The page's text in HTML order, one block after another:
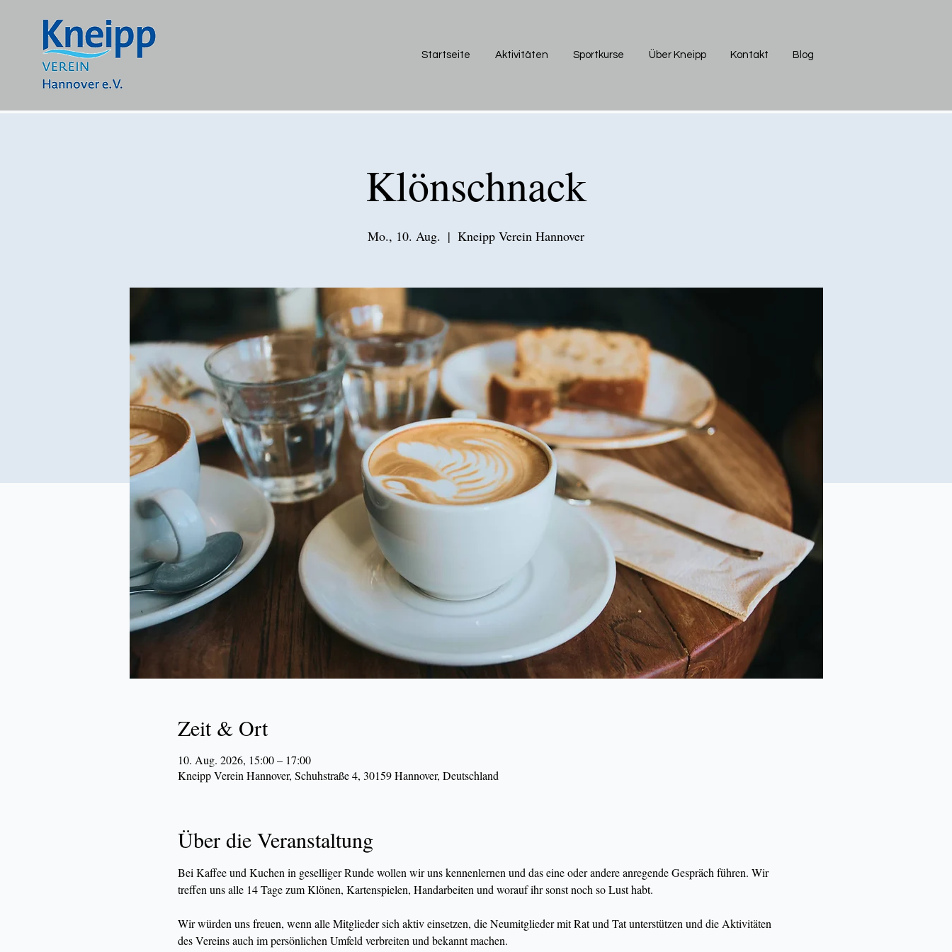
Startseite Aktivitäten Sportkurse Über Kneipp Kontakt Blog
Klönschnack
Mo., 10. Aug.
  |
Kneipp Verein Hannover
Zeit & Ort
10. Aug. 2026, 15:00 – 17:00
Kneipp Verein Hannover, Schuhstraße 4, 30159 Hannover, Deutschland
Über die Veranstaltung
Bei Kaffee und Kuchen in geselliger Runde wollen wir uns kennenlernen und das eine oder andere anregende Gespräch führen. Wir
treffen uns alle 14 Tage zum Klönen, Kartenspielen, Handarbeiten und worauf ihr sonst noch so Lust habt.
Wir würden uns freuen, wenn alle Mitglieder sich aktiv einsetzen, die Neumitglieder mit Rat und Tat unterstützen und die Aktivitäten
des Vereins auch im persönlichen Umfeld verbreiten und bekannt machen.